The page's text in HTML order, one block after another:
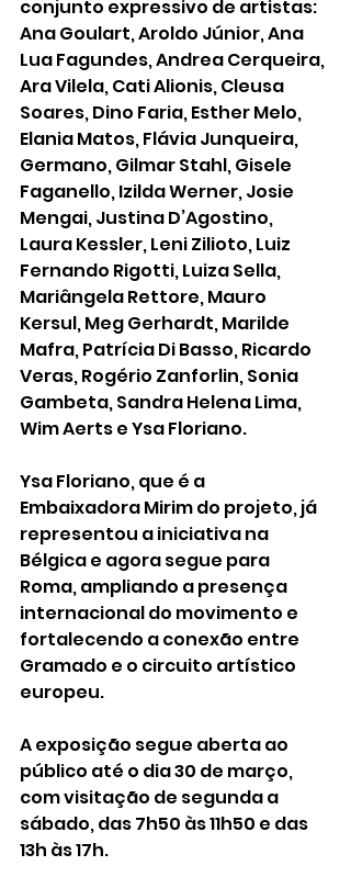
conjunto expressivo de artistas:
Ana Goulart, Aroldo Júnior, Ana
Lua Fagundes, Andrea Cerqueira,
Ara Vilela, Cati Alionis, Cleusa
Soares, Dino Faria, Esther Melo,
Elania Matos, Flávia Junqueira,
Germano, Gilmar Stahl, Gisele
Faganello, Izilda Werner, Josie
Mengai, Justina D’Agostino,
Laura Kessler, Leni Zilioto, Luiz
Fernando Rigotti, Luiza Sella,
Mariângela Rettore, Mauro
Kersul, Meg Gerhardt, Marilde
Mafra, Patrícia Di Basso, Ricardo
Veras, Rogério Zanforlin, Sonia
Gambeta, Sandra Helena Lima,
Wim Aerts e Ysa Floriano.
Ysa Floriano, que é a
Embaixadora Mirim do projeto, já
representou a iniciativa na
Bélgica e agora segue para
Roma, ampliando a presença
internacional do movimento e
fortalecendo a conexão entre
Gramado e o circuito artístico
europeu.
A exposição segue aberta ao
público até o dia 30 de março,
com visitação de segunda a
sábado, das 7h50 às 11h50 e das
13h às 17h.